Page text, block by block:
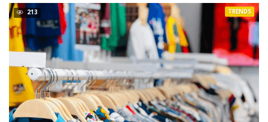
213 TRENDS